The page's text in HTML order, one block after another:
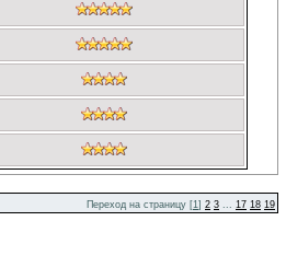
Переход на страницу [1] 2 3 ... 17 18 19